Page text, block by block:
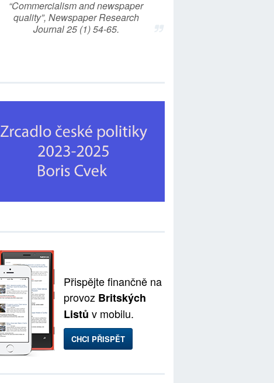
“Commercialism and newspaper
quality”, Newspaper Research
Journal 25 (1) 54-65.
Přispějte finančně na
provoz Britských
Listů v mobilu.
CHCI PŘISPĚT